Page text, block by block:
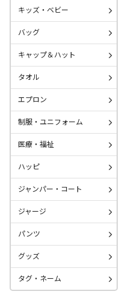
キッズ・ベビー
バッグ
キャップ＆ハット
タオル
エプロン
制服・ユニフォーム
医療・福祉
ハッピ
ジャンパー・コート
ジャージ
パンツ
グッズ
タグ・ネーム